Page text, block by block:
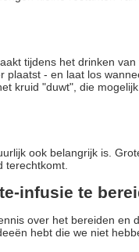
tijdens het drinken
- en laat los
kruid "duwt", die
ook belangrijk is.
terechtkomt.
infusie te
over het bereiden en
hebt die we niet